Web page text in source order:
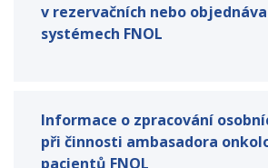
v rezervačních nebo
systémech FNOL
Informace o zpracování
při činnosti ambasadora
pacientů FNOL